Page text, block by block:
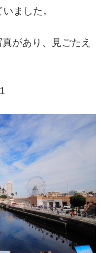
ました。
があり、見ごたえ